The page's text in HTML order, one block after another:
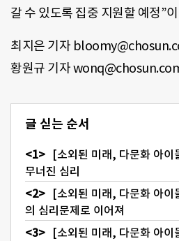
갈 수 있도록 집중 지원할 예정”
최지은 기자
황원규 기자
글 싣는 순서
[소외된 미래, 다문화 아
무너진 심리
[소외된 미래, 다문화 아
의 심리문제로 이어져
[소외된 미래, 다문화 아이